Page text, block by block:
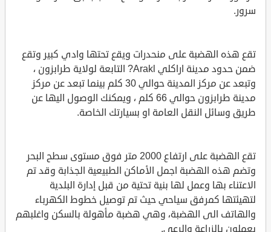
سرور.
تقع هذه الهضبة على منحدرات ويقع تحتها وادي كبير وتقع
ضمن حدود مدينة اراكلي Arakl? التابعة لولاية طرابزون ،
وتبعد عن مركز المدينة حوالي 30 كلم بينما تبعد عن مركز
مدينة طرابزون حوالي 66 كلم ، ويمكنك الوصول اليها عن
طريق وسائل النقل العامة او بسيارتك الخاصة.
تقع الهضبة على ارتفاع 2000 متر فوق مستوى سطح البحر
وتضم هذه الهضبة اجمل الأماكن الطبيعية الجذابة وقد تم
الاعتناء بها وعمل لها بنية تحتية من قبل إدارة البلدية
لتهيئتها كمرفق سياحي حيث تم توصيل خطوط الكهرباء
والهاتف الى الهضبة، وهي هضبة مأهولة بالسكن واغلبهم
يعملون بالزراعة والرعي.